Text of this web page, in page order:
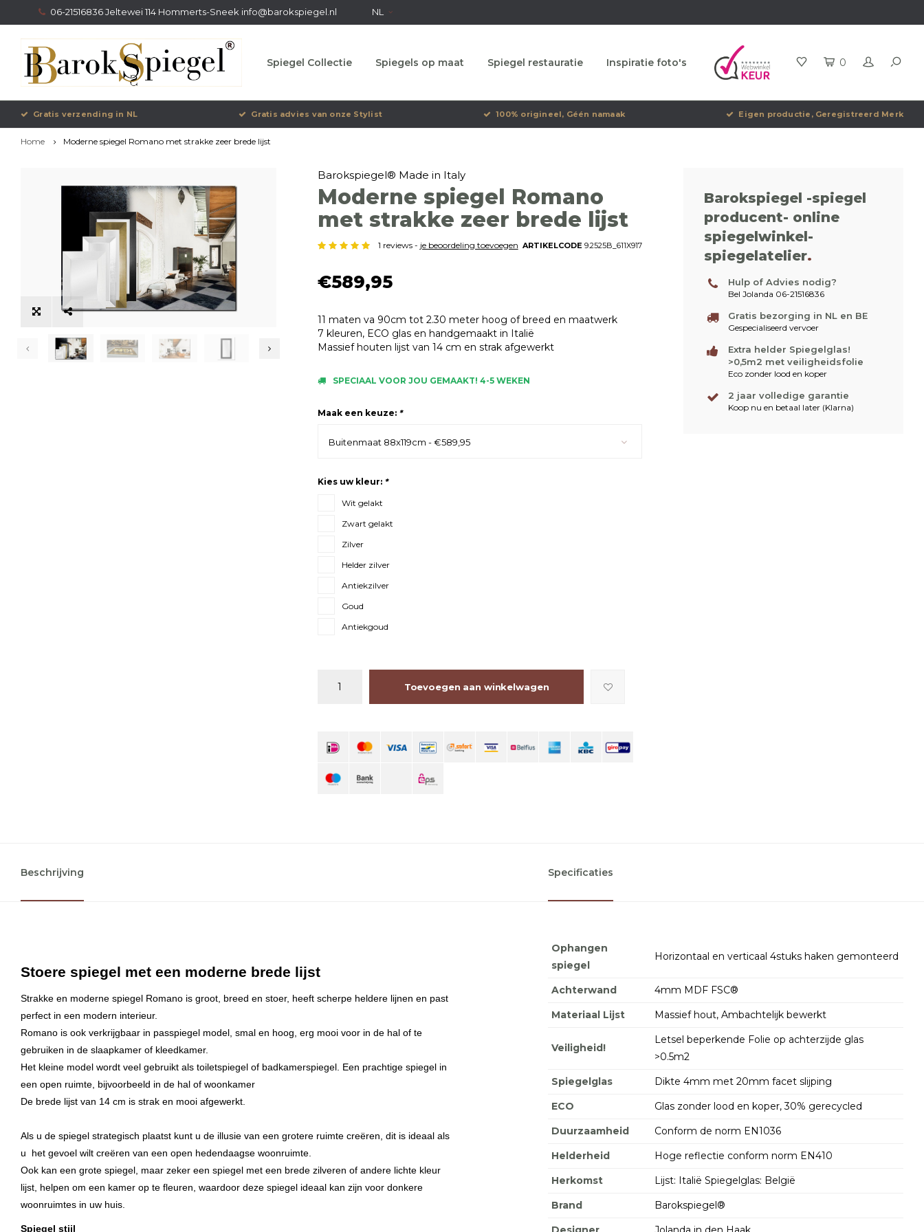
06-21516836 Jeltewei 114 Hommerts-Sneek info@barokspiegel.nl NL
Spiegel Collectie Spiegels op maat Spiegel restauratie Inspiratie foto's 0
Gratis verzending in NL Gratis advies van onze Stylist 100% origineel, Géén namaak Eigen productie, Geregistreerd Merk
Home Moderne spiegel Romano met strakke zeer brede lijst
Barokspiegel® Made in Italy
Moderne spiegel Romano
met strakke zeer brede lijst
1 reviews - je beoordeling toevoegen ARTIKELCODE9.2525B_611X917
€589,95
11 maten va 90cm tot 2.30 meter hoog of breed en maatwerk
7 kleuren, ECO glas en handgemaakt in Italië
Massief houten lijst van 14 cm en strak afgewerkt
SPECIAAL VOOR JOU GEMAAKT! 4-5 WEKEN
Maak een keuze: *
Buitenmaat 88x119cm - €589,95
Kies uw kleur: *
Wit gelakt
Zwart gelakt
Zilver
Helder zilver
Antiekzilver
Goud
Antiekgoud
Toevoegen aan winkelwagen
Barokspiegel -spiegel
producent- online
spiegelwinkel-
spiegelatelier.
Hulp of Advies nodig?
Bel Jolanda 06-21516836
Gratis bezorging in NL en BE
Gespecialiseerd vervoer
Extra helder Spiegelglas!
>0,5m2 met veiligheidsfolie
Eco zonder lood en koper
2 jaar volledige garantie
Koop nu en betaal later (Klarna)
Beschrijving Specificaties
Stoere spiegel met een moderne brede lijst
Strakke en moderne spiegel Romano is groot, breed en stoer, heeft scherpe heldere lijnen en past
perfect in een modern interieur.
Romano is ook verkrijgbaar in passpiegel model, smal en hoog, erg mooi voor in de hal of te
gebruiken in de slaapkamer of kleedkamer.
Het kleine model wordt veel gebruikt als toiletspiegel of badkamerspiegel. Een prachtige spiegel in
een open ruimte, bijvoorbeeld in de hal of woonkamer
De brede lijst van 14 cm is strak en mooi afgewerkt.
Als u de spiegel strategisch plaatst kunt u de illusie van een grotere ruimte creëren, dit is ideaal als
u het gevoel wilt creëren van een open hedendaagse woonruimte.
Ook kan een grote spiegel, maar zeker een spiegel met een brede zilveren of andere lichte kleur
lijst, helpen om een kamer op te fleuren, waardoor deze spiegel ideaal kan zijn voor donkere
woonruimtes in uw huis.
Spiegel stijl
Ophangen
spiegel
Horizontaal en verticaal 4stuks haken gemonteerd
Achterwand
4mm MDF FSC®
Materiaal Lijst
Massief hout, Ambachtelijk bewerkt
Veiligheid!
Letsel beperkende Folie op achterzijde glas
>0.5m2
Spiegelglas
Dikte 4mm met 20mm facet slijping
ECO
Glas zonder lood en koper, 30% gerecycled
Duurzaamheid
Conform de norm EN1036
Helderheid
Hoge reflectie conform norm EN410
Herkomst
Lijst: Italië Spiegelglas: België
Brand
Barokspiegel®